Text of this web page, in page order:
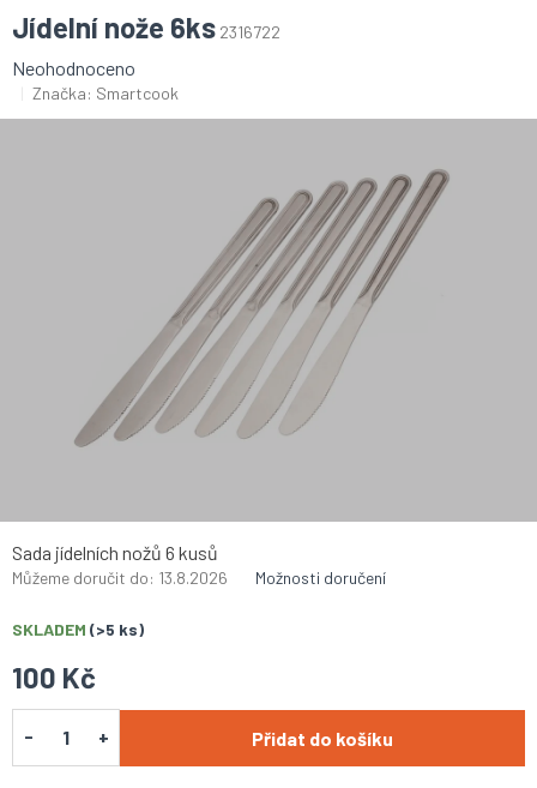
Jídelní nože 6ks 2316722
Průměrné
hodnocení
Neohodnoceno
Značka: Smartcook
100 Kč
SKLADEM (>5 ks)
Můžeme doručit do: 13.8.2026 Možnosti doručení
Přidat do košíku
Sada jídelních nožů 6 kusů